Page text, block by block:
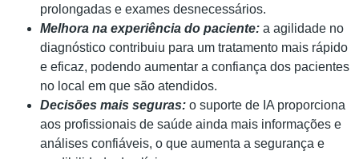
prolongadas e exames desnecessários.
Melhora na experiência do paciente: a agilidade no
diagnóstico contribuiu para um tratamento mais rápido
e eficaz, podendo aumentar a confiança dos pacientes
no local em que são atendidos.
Decisões mais seguras: o suporte de IA proporciona
aos profissionais de saúde ainda mais informações e
análises confiáveis, o que aumenta a segurança e